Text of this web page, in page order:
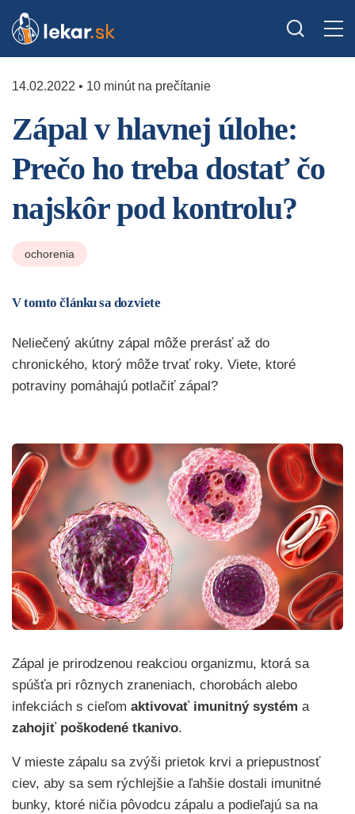
14.02.2022 • 10 minút na prečítanie
Zápal v hlavnej úlohe:
Prečo ho treba dostať čo
najskôr pod kontrolu?
ochorenia
V tomto článku sa dozviete
Neliečený akútny zápal môže prerásť až do
chronického, ktorý môže trvať roky. Viete, ktoré
potraviny pomáhajú potlačiť zápal?
Zápal je prirodzenou reakciou organizmu, ktorá sa
spúšťa pri rôznych zraneniach, chorobách alebo
infekciách s cieľom aktivovať imunitný systém a
zahojiť poškodené tkanivo.
V mieste zápalu sa zvýši prietok krvi a priepustnosť
ciev, aby sa sem rýchlejšie a ľahšie dostali imunitné
bunky, ktoré ničia pôvodcu zápalu a podieľajú sa na